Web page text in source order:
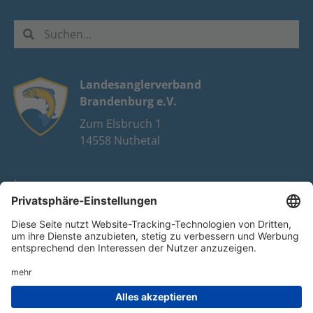
Landesanglerverband
Brandenburg e.V.
Zum Elsbruch 1
14558 Nuthetal
Impressum
Datenschutz
FAQ